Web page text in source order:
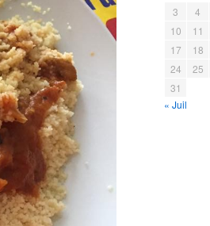
3
4
10
11
17
18
24
25
31
« Juil